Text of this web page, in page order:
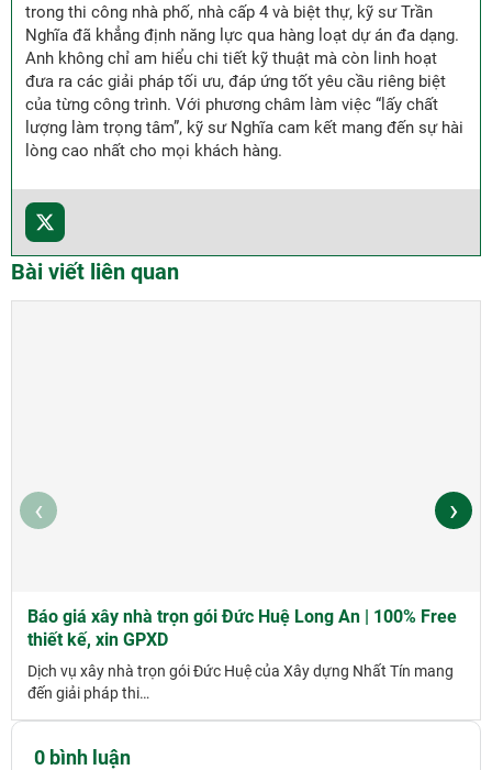
trong thi công nhà phố, nhà cấp 4 và biệt thự, kỹ sư Trần
Nghĩa đã khẳng định năng lực qua hàng loạt dự án đa dạng.
Anh không chỉ am hiểu chi tiết kỹ thuật mà còn linh hoạt
đưa ra các giải pháp tối ưu, đáp ứng tốt yêu cầu riêng biệt
của từng công trình. Với phương châm làm việc “lấy chất
lượng làm trọng tâm”, kỹ sư Nghĩa cam kết mang đến sự hài
lòng cao nhất cho mọi khách hàng.
Bài viết liên quan
‹
Báo giá xây nhà trọn gói Đức Huệ Long An | 100% Free
thiết kế, xin GPXD
Dịch vụ xây nhà trọn gói Đức Huệ của Xây dựng Nhất Tín mang
đến giải pháp thi…
›
0 bình luận